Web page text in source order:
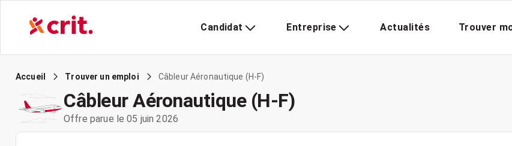
Candidat Entreprise Actualités Trouver
Accueil Trouver un emploi Câbleur Aéronautique (H-F)
Câbleur Aéronautique (H-F)
Offre parue le 05 juin 2026